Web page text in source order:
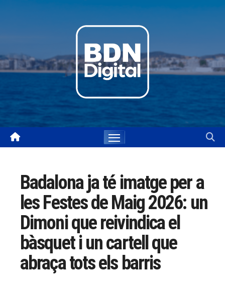
Badalona ja té imatge per a
les Festes de Maig 2026: un
Dimoni que reivindica el
bàsquet i un cartell que
abraça tots els barris